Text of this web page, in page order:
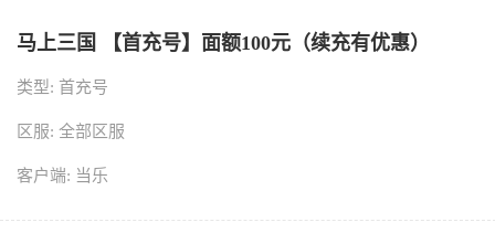
马上三国 【首充号】面额100元（续充有优惠）
类型: 首充号
区服: 全部区服
客户端: 当乐